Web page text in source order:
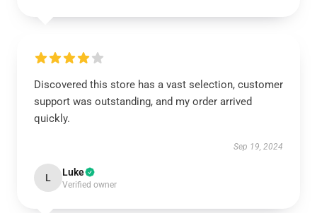
Discovered this store has a vast selection, customer
support was outstanding, and my order arrived
quickly.
Sep 19, 2024
L Luke
Verified owner